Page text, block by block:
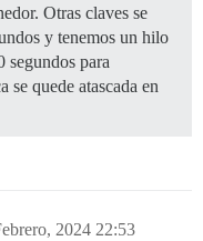
Otras claves se
y tenemos un hilo
segundos para
se quede atascada en
2024 22:53